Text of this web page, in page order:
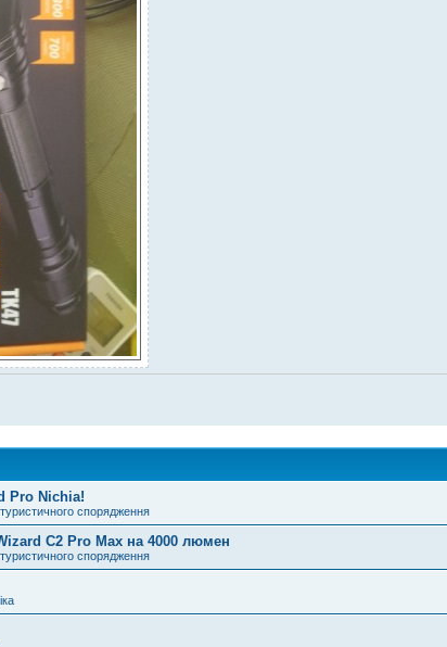
Pro Nichia!
спорядження
C2 Pro Max на 4000 люмен
спорядження